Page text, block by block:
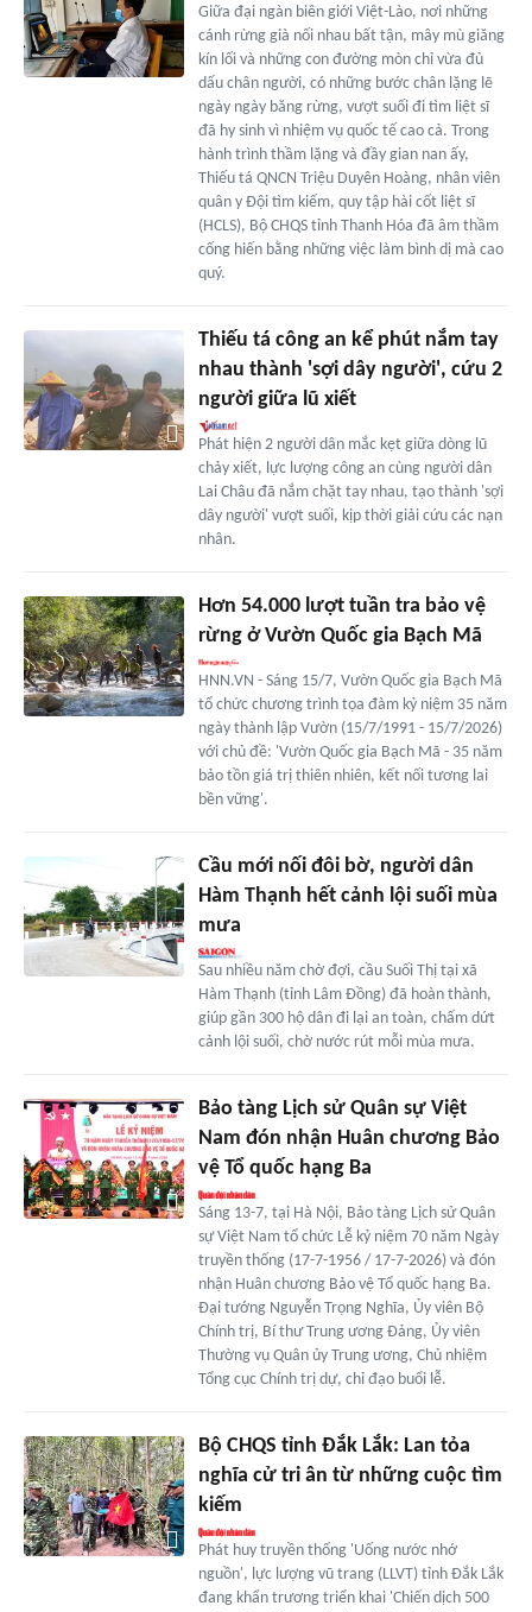
Giữa đại ngàn biên giới Việt-Lào, nơi những
cánh rừng già nối nhau bất tận, mây mù giăng
kín lối và những con đường mòn chỉ vừa đủ
dấu chân người, có những bước chân lặng lẽ
ngày ngày băng rừng, vượt suối đi tìm liệt sĩ
đã hy sinh vì nhiệm vụ quốc tế cao cả. Trong
hành trình thầm lặng và đầy gian nan ấy,
Thiếu tá QNCN Triệu Duyên Hoàng, nhân viên
quân y Đội tìm kiếm, quy tập hài cốt liệt sĩ
(HCLS), Bộ CHQS tỉnh Thanh Hóa đã âm thầm
cống hiến bằng những việc làm bình dị mà cao
quý.
Thiếu tá công an kể phút nắm tay
nhau thành 'sợi dây người', cứu 2
người giữa lũ xiết
Phát hiện 2 người dân mắc kẹt giữa dòng lũ
chảy xiết, lực lượng công an cùng người dân
Lai Châu đã nắm chặt tay nhau, tạo thành 'sợi
dây người' vượt suối, kịp thời giải cứu các nạn
nhân.
Hơn 54.000 lượt tuần tra bảo vệ
rừng ở Vườn Quốc gia Bạch Mã
HNN.VN - Sáng 15/7, Vườn Quốc gia Bạch Mã
tổ chức chương trình tọa đàm kỷ niệm 35 năm
ngày thành lập Vườn (15/7/1991 - 15/7/2026)
với chủ đề: 'Vườn Quốc gia Bạch Mã - 35 năm
bảo tồn giá trị thiên nhiên, kết nối tương lai
bền vững'.
Cầu mới nối đôi bờ, người dân
Hàm Thạnh hết cảnh lội suối mùa
mưa
Sau nhiều năm chờ đợi, cầu Suối Thị tại xã
Hàm Thạnh (tỉnh Lâm Đồng) đã hoàn thành,
giúp gần 300 hộ dân đi lại an toàn, chấm dứt
cảnh lội suối, chờ nước rút mỗi mùa mưa.
Bảo tàng Lịch sử Quân sự Việt
Nam đón nhận Huân chương Bảo
vệ Tổ quốc hạng Ba
Sáng 13-7, tại Hà Nội, Bảo tàng Lịch sử Quân
sự Việt Nam tổ chức Lễ kỷ niệm 70 năm Ngày
truyền thống (17-7-1956 / 17-7-2026) và đón
nhận Huân chương Bảo vệ Tổ quốc hạng Ba.
Đại tướng Nguyễn Trọng Nghĩa, Ủy viên Bộ
Chính trị, Bí thư Trung ương Đảng, Ủy viên
Thường vụ Quân ủy Trung ương, Chủ nhiệm
Tổng cục Chính trị dự, chỉ đạo buổi lễ.
Bộ CHQS tỉnh Đắk Lắk: Lan tỏa
nghĩa cử tri ân từ những cuộc tìm
kiếm
Phát huy truyền thống 'Uống nước nhớ
nguồn', lực lượng vũ trang (LLVT) tỉnh Đắk Lắk
đang khẩn trương triển khai 'Chiến dịch 500